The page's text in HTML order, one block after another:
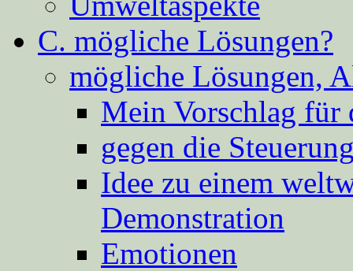
C. mögliche Lösungen?
mögliche Lösungen,
Mein Vorschlag für
gegen die
Idee zu einem
Demonstration
Emotionen